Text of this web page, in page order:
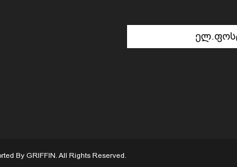
By GRIFFIN. All Rights Reserved.